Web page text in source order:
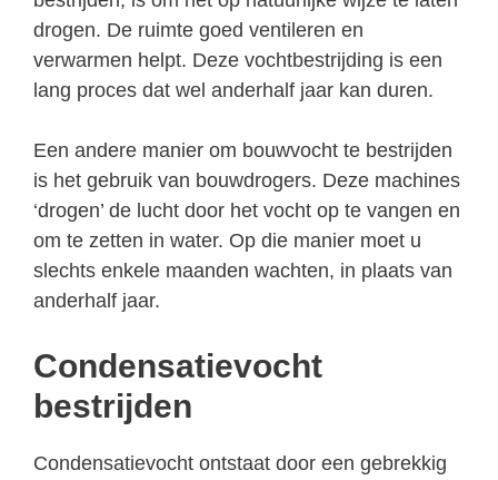
drogen. De ruimte goed ventileren en
verwarmen helpt. Deze vochtbestrijding is een
lang proces dat wel anderhalf jaar kan duren.
Een andere manier om bouwvocht te bestrijden
is het gebruik van bouwdrogers. Deze machines
‘drogen’ de lucht door het vocht op te vangen en
om te zetten in water. Op die manier moet u
slechts enkele maanden wachten, in plaats van
anderhalf jaar.
Condensatievocht
bestrijden
Condensatievocht ontstaat door een gebrekkig